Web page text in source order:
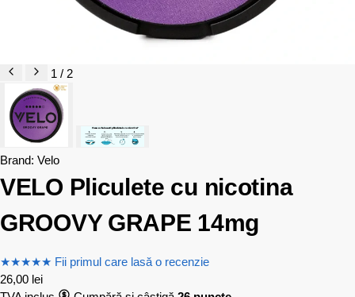
1 / 2
Brand: Velo
VELO Pliculete cu nicotina
GROOVY GRAPE 14mg
★★★★★ Fii primul care lasă o recenzie
26,00 lei